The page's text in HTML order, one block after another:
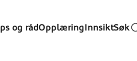
og rådOpplæringInnsiktSøk